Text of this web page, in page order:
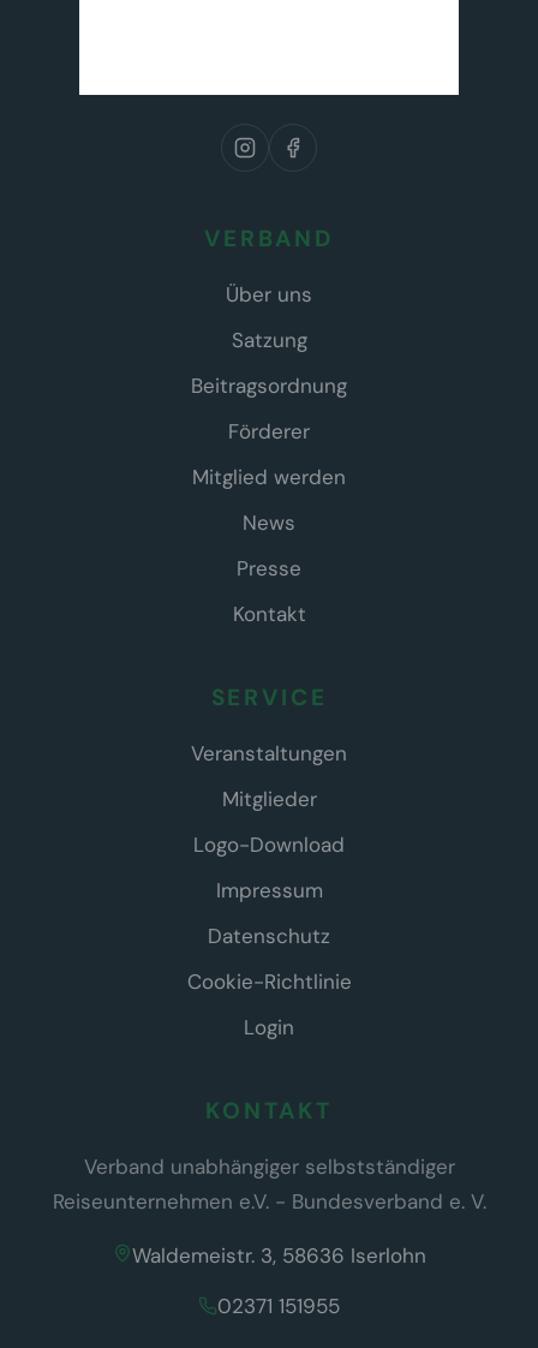
VERBAND
Über uns
Satzung
Beitragsordnung
Förderer
Mitglied werden
News
Presse
Kontakt
SERVICE
Veranstaltungen
Mitglieder
Logo-Download
Impressum
Datenschutz
Cookie-Richtlinie
Login
KONTAKT
Verband unabhängiger selbstständiger
Reiseunternehmen e.V. - Bundesverband e. V.
Waldemeistr. 3, 58636 Iserlohn
02371 151955